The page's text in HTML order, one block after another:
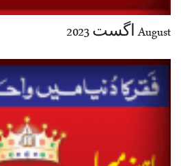
August اگست 2023